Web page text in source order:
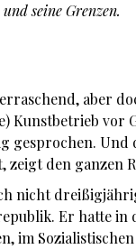
seine Grenzen.
aber
Kunstbetrieb vor
gesprochen. Und
zeigt den ganzen
nicht
Er hatte in
im